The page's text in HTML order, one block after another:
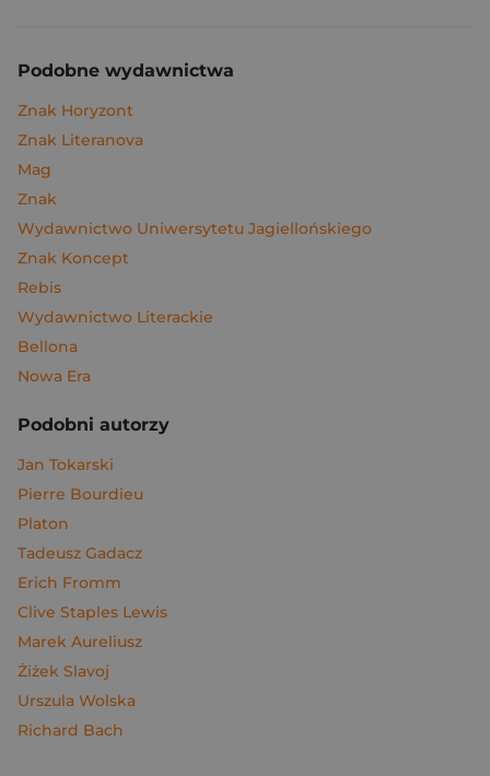
Podobne wydawnictwa
Znak Horyzont
Znak Literanova
Mag
Znak
Wydawnictwo Uniwersytetu Jagiellońskiego
Znak Koncept
Rebis
Wydawnictwo Literackie
Bellona
Nowa Era
Podobni autorzy
Jan Tokarski
Pierre Bourdieu
Platon
Tadeusz Gadacz
Erich Fromm
Clive Staples Lewis
Marek Aureliusz
Żiżek Slavoj
Urszula Wolska
Richard Bach